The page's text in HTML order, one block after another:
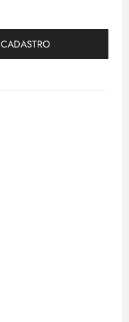
CADASTRO